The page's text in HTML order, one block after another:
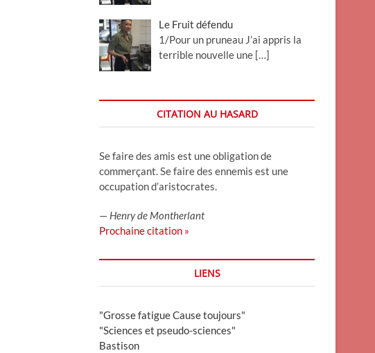
Le Fruit défendu
1/Pour un pruneau J’ai appris la
terrible nouvelle une […]
CITATION AU HASARD
Se faire des amis est une obligation de
commerçant. Se faire des ennemis est une
occupation d’aristocrates.
— Henry de Montherlant
Prochaine citation »
LIENS
"Grosse fatigue Cause toujours"
"Sciences et pseudo-sciences"
Bastison